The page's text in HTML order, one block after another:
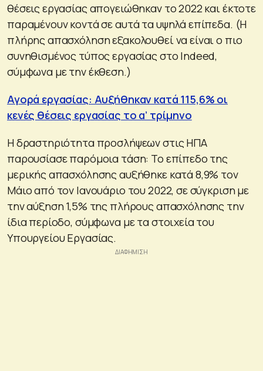
θέσεις εργασίας απογειώθηκαν το 2022 και έκτοτε
παραμένουν κοντά σε αυτά τα υψηλά επίπεδα. (Η
πλήρης απασχόληση εξακολουθεί να είναι ο πιο
συνηθισμένος τύπος εργασίας στο Indeed,
σύμφωνα με την έκθεση.)
Αγορά εργασίας: Αυξήθηκαν κατά 115,6% οι
κενές θέσεις εργασίας το α’ τρίμηνο
Η δραστηριότητα προσλήψεων στις ΗΠΑ
παρουσίασε παρόμοια τάση: Το επίπεδο της
μερικής απασχόλησης αυξήθηκε κατά 8,9% τον
Μάιο από τον Ιανουάριο του 2022, σε σύγκριση με
την αύξηση 1,5% της πλήρους απασχόλησης την
ίδια περίοδο, σύμφωνα με τα στοιχεία του
Υπουργείου Εργασίας.